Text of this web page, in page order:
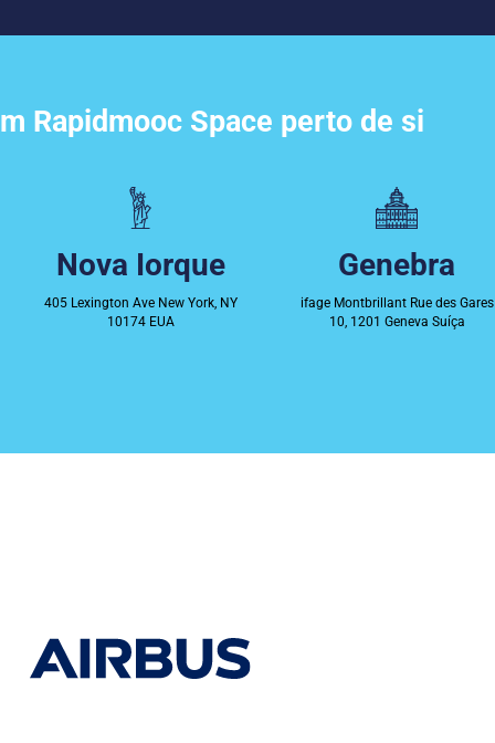
Rapidmooc Space perto de si
Nova Iorque
405 Lexington Ave New York, NY
10174 EUA
Genebra
ifage Montbrillant Rue des Gares
10, 1201 Geneva Suíça